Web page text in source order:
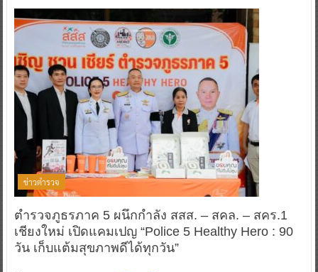
ข่าวตำรวจ
ตำรวจภูธรภาค 5 ผนึกกำลัง สสส. – สคล. – สคร.1
เชียงใหม่ เปิดแคมเปญ “Police 5 Healthy Hero : 90
วัน เก็บแต้มสุขภาพดีได้ทุกวัน”